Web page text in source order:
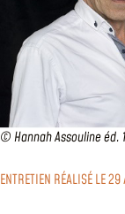
© Hannah Assouline éd.
ENTRETIEN RÉALISÉ LE